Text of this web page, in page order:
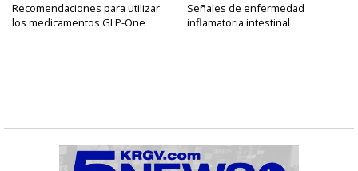
Recomendaciones para utilizar
los medicamentos GLP-One
Señales de enfermedad
inflamatoria intestinal